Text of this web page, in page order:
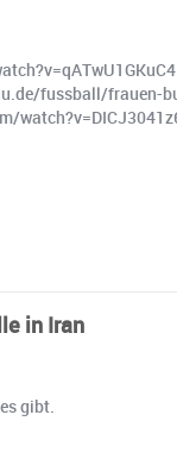
fussball/frauen-
in Iran
gibt.